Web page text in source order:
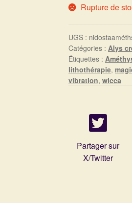
Rupture de
UGS :
Catégories :Alys
Étiquettes :
lithothérapie,
vibration,wicca
Partager sur
X/Twitter